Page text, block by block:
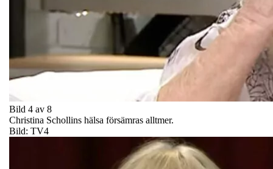
Bild 4 av 8
Christina Schollins hälsa försämras alltmer.
Bild: TV4